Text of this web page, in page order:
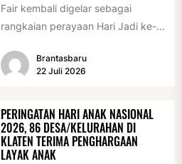
Fair kembali digelar sebagai
rangkaian perayaan Hari Jadi ke-
Acara ini digelar...
Brantasbaru
22 Juli 2026
PERINGATAN HARI ANAK NASIONAL
2026, 86 DESA/KELURAHAN DI
KLATEN TERIMA PENGHARGAAN
LAYAK ANAK